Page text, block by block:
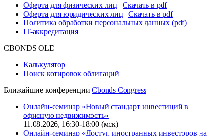
Оферта для физических лиц | Скачать в pdf
Оферта для юридических лиц | Скачать в pdf
Политика обработки персональных данных (pdf)
IT-аккредитация
CBONDS OLD
Калькулятор
Поиск котировок облигаций
Ближайшие конференции Cbonds Congress
Онлайн-семинар «Новый стандарт инвестиций в
офисную недвижимость»
11.08.2026, 16:30-18:00 (мск)
Онлайн-семинар «Доступ иностранных инвесторов на